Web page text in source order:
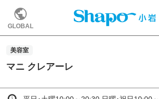
GLOBAL
美容室
マニ クレアーレ